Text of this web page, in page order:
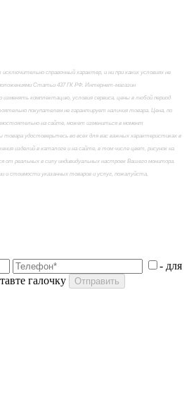
справочный характер, и ни при каких условиях не
Статьи 437 ГК РФ. Интернет-магазин
комплектацию, условия сервиса, цены в любой период
покупателем не гарантирует наличия товара. Цена, по
на сайте, может измениться в момент
удостоверьтесь во всех для вас важных характеристиках в
изделий в каталоге и на сайте, в том числе цвет, рисунок на
реальных в силу индивидуальных настроек Вашего монитора.
и стоимости указанных товаров и услуг, пожалуйста,
- для
галочку